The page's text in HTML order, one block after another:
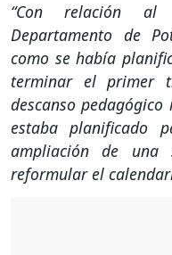
“Con relación al
Departamento de
como se había
terminar el primer
descanso
estaba planificado
ampliación de
reformular el